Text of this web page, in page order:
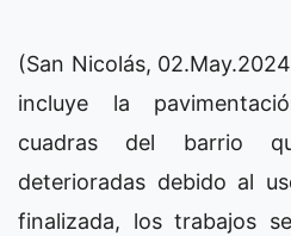
(San Nicolás,
incluye la
cuadras del barrio
deterioradas debido al
finalizada, los trabajos